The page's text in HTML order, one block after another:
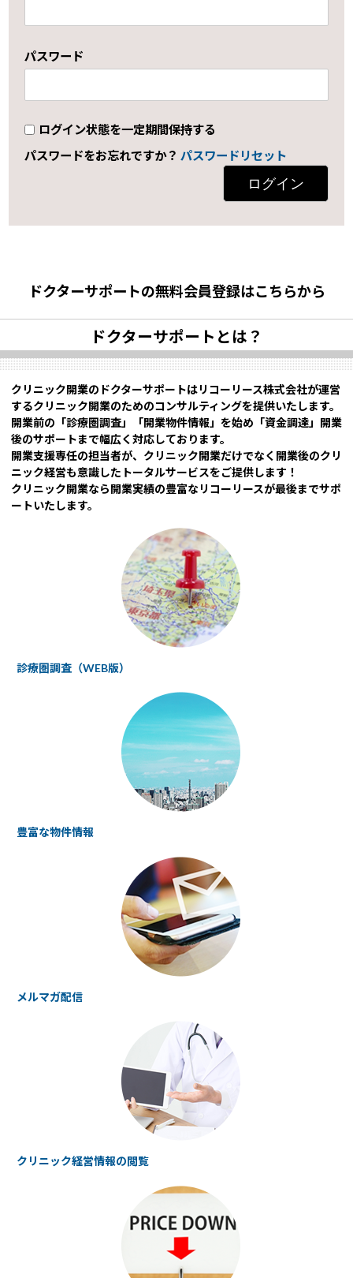
パスワード
ログイン状態を一定期間保持する
パスワードをお忘れですか？ パスワードリセット
ログイン
ドクターサポートの無料会員登録はこちらから
ドクターサポートとは？
クリニック開業のドクターサポートはリコーリース株式会社が運営
するクリニック開業のためのコンサルティングを提供いたします。
開業前の「診療圏調査」「開業物件情報」を始め「資金調達」開業
後のサポートまで幅広く対応しております。
開業支援専任の担当者が、クリニック開業だけでなく開業後のクリ
ニック経営も意識したトータルサービスをご提供します！
クリニック開業なら開業実績の豊富なリコーリースが最後までサポ
ートいたします。
診療圏調査（WEB版）
豊富な物件情報
メルマガ配信
クリニック経営情報の閲覧